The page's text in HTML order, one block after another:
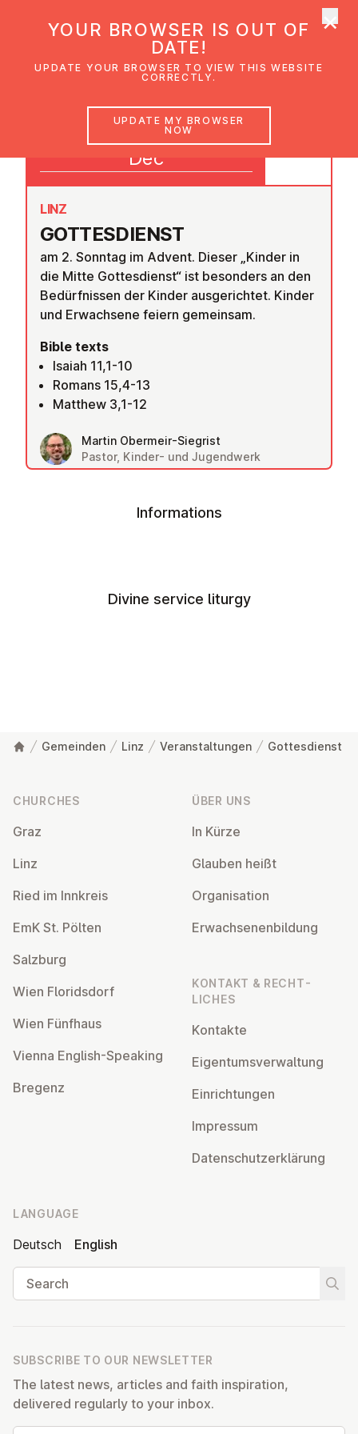
GOTTES­DI­ENST
LINZ
am 2. Sonntag im Advent. Dieser „Kinder in
die Mitte Gottesdienst“ ist besonders an den
Bedürfnissen der Kinder ausgerichtet. Kinder
und Erwachsene feiern gemeinsam.
Bible texts
Isaiah 11,1-10
Romans 15,4-13
Matthew 3,1-12
Martin Obermeir-Siegrist
Pastor, Kinder- und Jugendwerk
07
Dec
Informations
Divine service liturgy
Gemeinden Linz Veranstaltungen Gottesdienst
CHURCHES
Graz
Linz
Ried im Innkreis
EmK St. Pölten
Salzburg
Wien Flor­idsdorf
Wien Fünfhaus
Vienna English-Speaking
Bregenz
ÜBER UNS
In Kürze
Glauben heißt
Or­gan­isa­tion
Er­wach­sen­en­bildung
KONTAKT & RECHT­
LICHES
Kontakte
Ei­gentums­ver­wal­tung
Ein­rich­tun­gen
Impressum
Datens­chutzerklärung
LANGUAGE
Deutsch
English
Search
SUBSCRIBE TO OUR NEWSLETTER
The latest news, articles and faith inspiration,
delivered regularly to your inbox.
YOUR BROWSER IS OUT OF
DATE!
UPDATE YOUR BROWSER TO VIEW THIS WEBSITE
CORRECTLY.
UPDATE MY BROWSER
NOW
×